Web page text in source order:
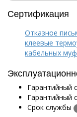
Сертификация
Отказное
клеевые
кабельных
Гарантийный
Гарантийный
Срок службы